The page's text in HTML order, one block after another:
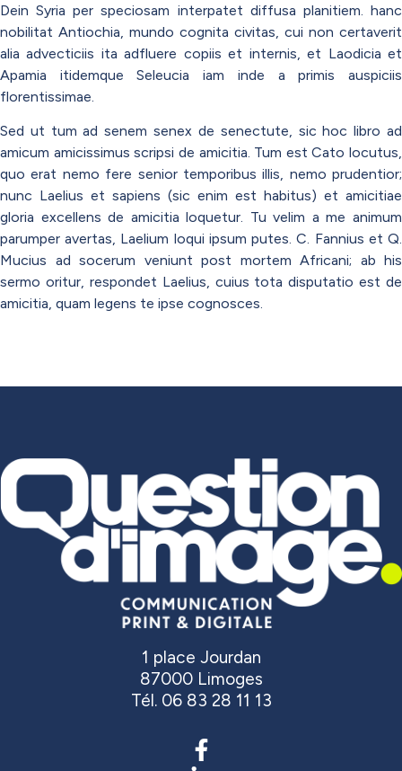
Dein Syria per speciosam interpatet diffusa planitiem. hanc
nobilitat Antiochia, mundo cognita civitas, cui non certaverit
alia advecticiis ita adfluere copiis et internis, et Laodicia et
Apamia itidemque Seleucia iam inde a primis auspiciis
florentissimae.
Sed ut tum ad senem senex de senectute, sic hoc libro ad
amicum amicissimus scripsi de amicitia. Tum est Cato locutus,
quo erat nemo fere senior temporibus illis, nemo prudentior;
nunc Laelius et sapiens (sic enim est habitus) et amicitiae
gloria excellens de amicitia loquetur. Tu velim a me animum
parumper avertas, Laelium loqui ipsum putes. C. Fannius et Q.
Mucius ad socerum veniunt post mortem Africani; ab his
sermo oritur, respondet Laelius, cuius tota disputatio est de
amicitia, quam legens te ipse cognosces.
1 place Jourdan
87000 Limoges
Tél. 06 83 28 11 13